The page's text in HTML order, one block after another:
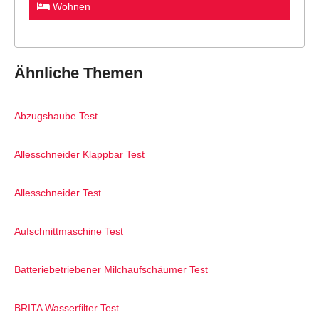
Wohnen
Ähnliche Themen
Abzugshaube Test
Allesschneider Klappbar Test
Allesschneider Test
Aufschnittmaschine Test
Batteriebetriebener Milchaufschäumer Test
BRITA Wasserfilter Test